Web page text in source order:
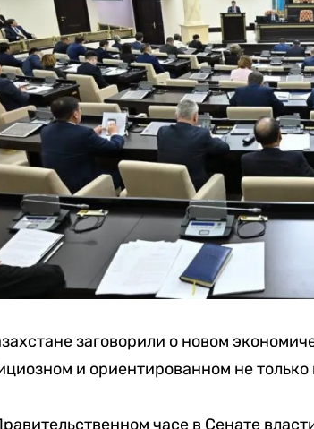
заговорили о новом
и ориентированном не только
часе в Сенате